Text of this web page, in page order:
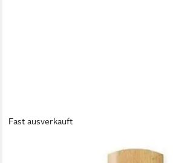
Fast ausverkauft
Funk-Pendelwanduhr F5132/18 (Quarzuhr,